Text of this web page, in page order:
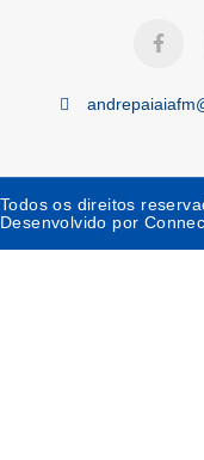
Todos os direitos
Desenvolvido por